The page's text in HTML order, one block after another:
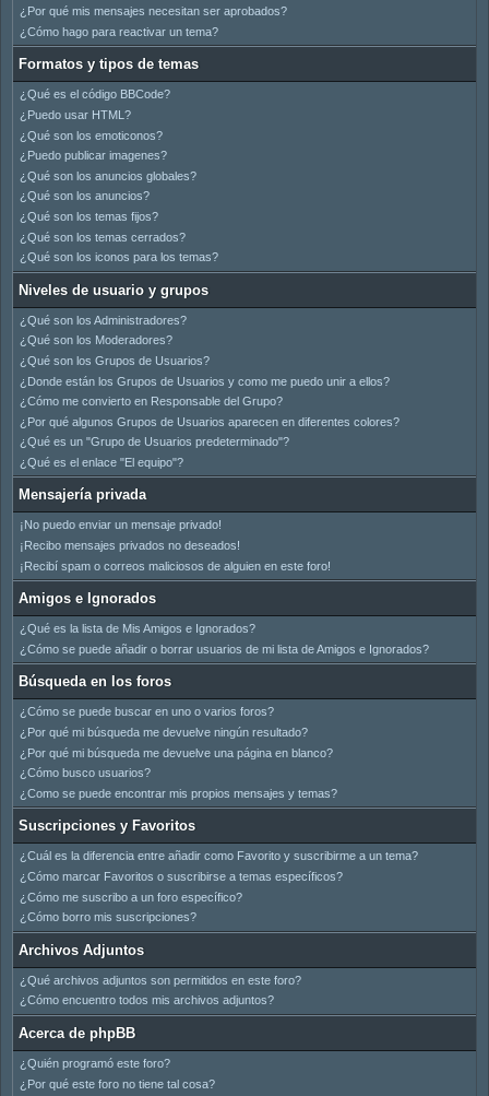
¿Por qué mis mensajes necesitan ser aprobados?
¿Cómo hago para reactivar un tema?
Formatos y tipos de temas
¿Qué es el código BBCode?
¿Puedo usar HTML?
¿Qué son los emoticonos?
¿Puedo publicar imagenes?
¿Qué son los anuncios globales?
¿Qué son los anuncios?
¿Qué son los temas fijos?
¿Qué son los temas cerrados?
¿Qué son los iconos para los temas?
Niveles de usuario y grupos
¿Qué son los Administradores?
¿Qué son los Moderadores?
¿Qué son los Grupos de Usuarios?
¿Donde están los Grupos de Usuarios y como me puedo unir a ellos?
¿Cómo me convierto en Responsable del Grupo?
¿Por qué algunos Grupos de Usuarios aparecen en diferentes colores?
¿Qué es un "Grupo de Usuarios predeterminado"?
¿Qué es el enlace "El equipo"?
Mensajería privada
¡No puedo enviar un mensaje privado!
¡Recibo mensajes privados no deseados!
¡Recibí spam o correos maliciosos de alguien en este foro!
Amigos e Ignorados
¿Qué es la lista de Mis Amigos e Ignorados?
¿Cómo se puede añadir o borrar usuarios de mi lista de Amigos e Ignorados?
Búsqueda en los foros
¿Cómo se puede buscar en uno o varios foros?
¿Por qué mi búsqueda me devuelve ningún resultado?
¿Por qué mi búsqueda me devuelve una página en blanco?
¿Cómo busco usuarios?
¿Como se puede encontrar mis propios mensajes y temas?
Suscripciones y Favoritos
¿Cuál es la diferencia entre añadir como Favorito y suscribirme a un tema?
¿Cómo marcar Favoritos o suscribirse a temas específicos?
¿Cómo me suscribo a un foro específico?
¿Cómo borro mis suscripciones?
Archivos Adjuntos
¿Qué archivos adjuntos son permitidos en este foro?
¿Cómo encuentro todos mis archivos adjuntos?
Acerca de phpBB
¿Quién programó este foro?
¿Por qué este foro no tiene tal cosa?